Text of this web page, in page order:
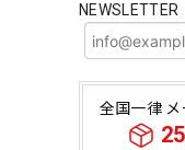
NEWSLETTER
全国一律